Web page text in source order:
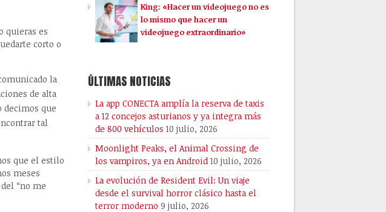
quieras es
corto o
la
de alta
decimos que
tal
que el estilo
meses
“no me
King: «Hacer un videojuego no es
lo mismo que hacer un
videojuego extraordinario»
ÚLTIMAS NOTICIAS
La app CONECTA amplía la reserva de taxis
a 12 concejos asturianos y ya integra más
de 800 vehículos 10 julio, 2026
Moonlight Peaks, el Animal Crossing de
los vampiros, ya en Android 10 julio, 2026
La evolución de Resident Evil: Un viaje
desde el survival horror clásico hasta el
terror moderno 9 julio, 2026